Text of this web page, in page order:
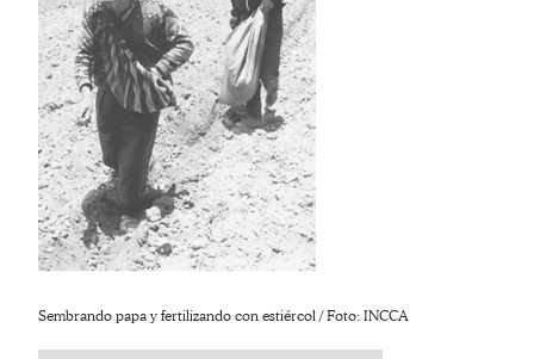
Sembrando papa y fertilizando con estiércol / Foto: INCCA